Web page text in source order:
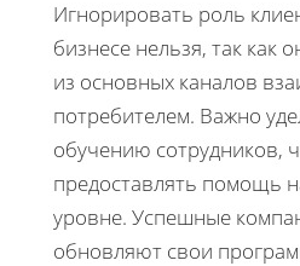
Игнорировать роль
бизнесе нельзя, так как
из основных каналов
потребителем. Важно
обучению сотрудников,
предоставлять помощь
уровне. Успешные
обновляют свои